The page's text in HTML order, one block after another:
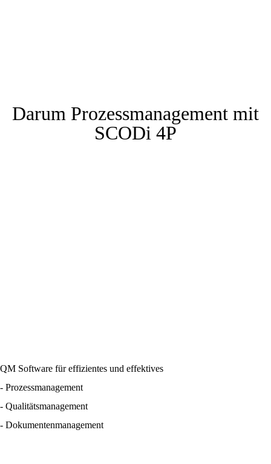
Darum Prozessmanagement mit
SCODi 4P
QM Software für effizientes und effektives
- Prozessmanagement
- Qualitätsmanagement
- Dokumentenmanagement